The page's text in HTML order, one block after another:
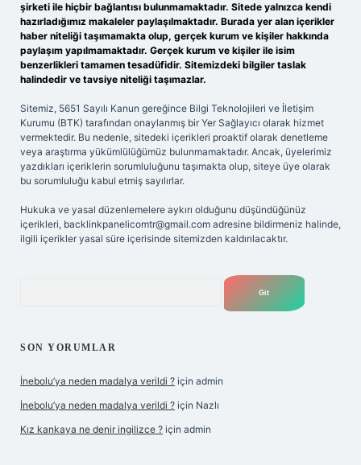
şirketi ile hiçbir bağlantısı bulunmamaktadır. Sitede yalnızca kendi
hazırladığımız makaleler paylaşılmaktadır. Burada yer alan içerikler
haber niteliği taşımamakta olup, gerçek kurum ve kişiler hakkında
paylaşım yapılmamaktadır. Gerçek kurum ve kişiler ile isim
benzerlikleri tamamen tesadüfidir. Sitemizdeki bilgiler taslak
halindedir ve tavsiye niteliği taşımazlar.
Sitemiz, 5651 Sayılı Kanun gereğince Bilgi Teknolojileri ve İletişim
Kurumu (BTK) tarafından onaylanmış bir Yer Sağlayıcı olarak hizmet
vermektedir. Bu nedenle, sitedeki içerikleri proaktif olarak denetleme
veya araştırma yükümlülüğümüz bulunmamaktadır. Ancak, üyelerimiz
yazdıkları içeriklerin sorumluluğunu taşımakta olup, siteye üye olarak
bu sorumluluğu kabul etmiş sayılırlar.
Hukuka ve yasal düzenlemelere aykırı olduğunu düşündüğünüz
içerikleri, backlinkpanelicomtr@gmail.com adresine bildirmeniz halinde,
ilgili içerikler yasal süre içerisinde sitemizden kaldırılacaktır.
SON YORUMLAR
İnebolu’ya neden madalya verildi ? için admin
İnebolu’ya neden madalya verildi ? için Nazlı
Kız kankaya ne denir ingilizce ? için admin